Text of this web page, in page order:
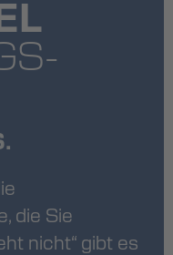
die Sie
nicht“ gibt es